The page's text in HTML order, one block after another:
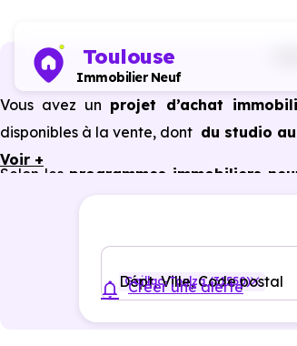
Toulouse
Immobilier Neuf
Vous avez un projet d’achat
disponibles à la vente, dont du studio
Selon les programmes immobiliers
Voir +
Dépt, Ville, Code postal
Gaillac-Toulza (31550)
Créer une alerte